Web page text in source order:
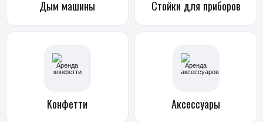
Дым машины Стойки для приборов
Конфетти Аксессуары